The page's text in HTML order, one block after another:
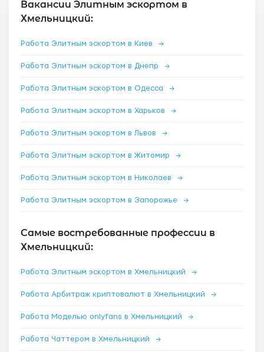
Вакансии Элитным эскортом в
Хмельницкий:
Работа Элитным эскортом в Киев →
Работа Элитным эскортом в Днепр →
Работа Элитным эскортом в Одесса →
Работа Элитным эскортом в Харьков →
Работа Элитным эскортом в Львов →
Работа Элитным эскортом в Житомир →
Работа Элитным эскортом в Николаев →
Работа Элитным эскортом в Запорожье →
Самые востребованные профессии в
Хмельницкий:
Работа Элитным эскортом в Хмельницкий →
Работа Арбитраж криптовалют в Хмельницкий →
Работа Моделью onlyfans в Хмельницкий →
Работа Чаттером в Хмельницкий →